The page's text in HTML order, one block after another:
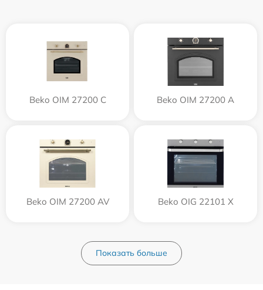
Beko OIM 27200 C Beko OIM 27200 A
Beko OIM 27200 AV Beko OIG 22101 X
Показать больше